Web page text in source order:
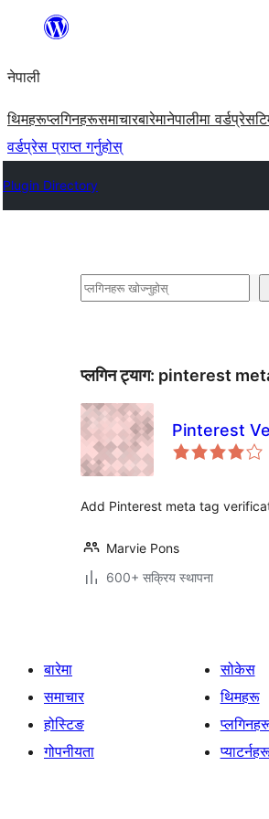
सामग्रीमा
नेपाली
थिमहरूप्लगिनहरूसमाचारबारेमानेपालीमा वर्डप्रेस
वर्डप्रेस प्राप्त गर्नुहोस्
Plugin Directory
खोज्नुहोस्
प्लगिन ट्याग: pinterest
Pinterest
Add Pinterest meta tag
Marvie Pons
600+ सक्रिय स्थापना
बारेमा
समाचार
होस्टिङ
गोपनीयता
सोकेस
थिमहरू